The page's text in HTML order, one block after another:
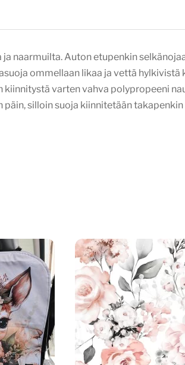
naarmuilta. Auton etupenkin
ommellaan likaa ja vettä hylkivistä
varten vahva polypropeeni
silloin suoja kiinnitetään takapenkin